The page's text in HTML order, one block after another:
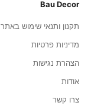
Bau Decor
תקנון ותנאי שימוש באתר
מדיניות פרטיות
הצהרת נגישות
אודות
צרו קשר